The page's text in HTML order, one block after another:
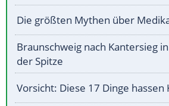
Die größten Mythen über
Braunschweig nach Kantersieg
der Spitze
Vorsicht: Diese 17 Dinge hassen